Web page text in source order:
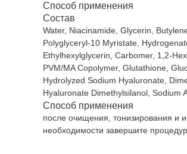
Способ применения
Состав
Water, Niacinamide, Glycerin,
Polyglyceryl-10 Myristate,
Ethylhexylglycerin, Carbomer, 1,2-
PVM/MA Copolymer, Glutathione,
Hydrolyzed Sodium Hyaluronate,
Hyaluronate Dimethylsilanol, Sodium
Способ применения
после очищения, тонизирования и
необходимости завершите